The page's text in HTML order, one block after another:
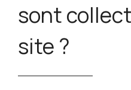
sont
site ?